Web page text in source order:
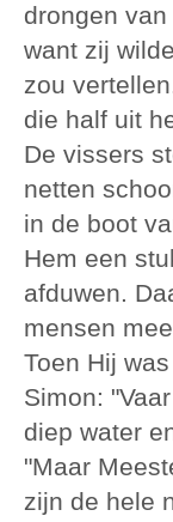
drongen
want zij
zou
die half uit
De vissers
netten
in de boot
Hem een
afduwen.
mensen
Toen Hij
Simon:
diep water
"Maar
zijn de hele